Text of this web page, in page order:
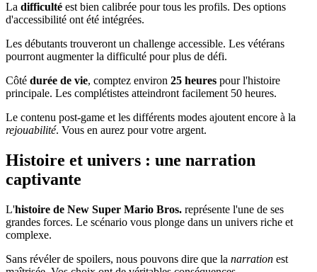
La difficulté est bien calibrée pour tous les profils. Des options
d'accessibilité ont été intégrées.
Les débutants trouveront un challenge accessible. Les vétérans
pourront augmenter la difficulté pour plus de défi.
Côté durée de vie, comptez environ 25 heures pour l'histoire
principale. Les complétistes atteindront facilement 50 heures.
Le contenu post-game et les différents modes ajoutent encore à la
rejouabilité. Vous en aurez pour votre argent.
Histoire et univers : une narration
captivante
L'histoire de New Super Mario Bros. représente l'une de ses
grandes forces. Le scénario vous plonge dans un univers riche et
complexe.
Sans révéler de spoilers, nous pouvons dire que la narration est